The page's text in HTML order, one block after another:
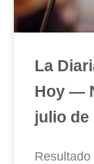
La
Hoy —
julio de